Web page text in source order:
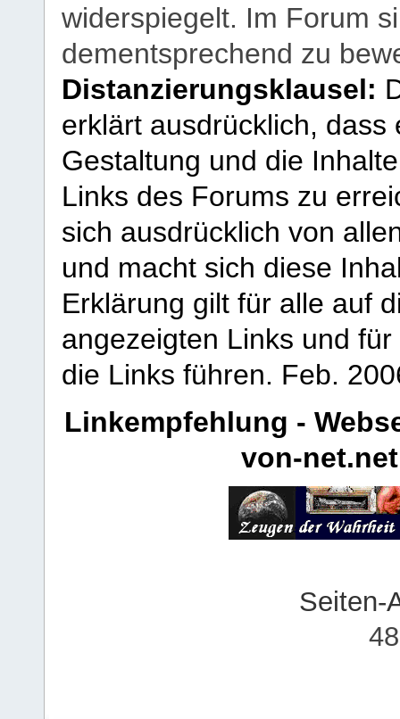
widerspiegelt. Im Forum
dementsprechend zu
Distanzierungsklausel:
erklärt ausdrücklich,
Gestaltung und die
Links des Forums zu
sich ausdrücklich von
und macht sich diese
Erklärung gilt für alle auf
angezeigten Links und
die Links führen. Feb.
Linkempfehlung -
von-net.net
Seiten-